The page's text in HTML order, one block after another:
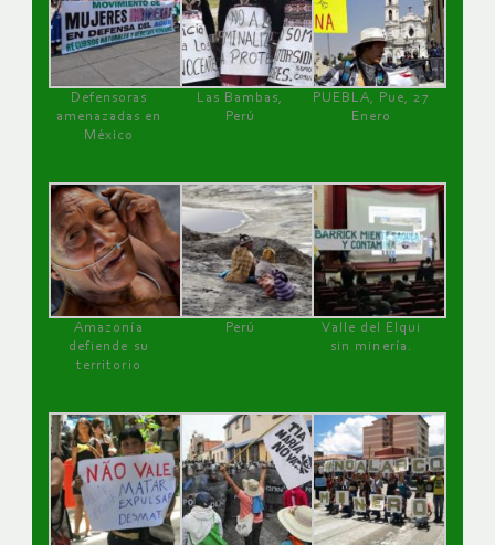
Defensoras
amenazadas en
México
Las Bambas,
Perú
PUEBLA, Pue, 27
Enero
Amazonía
defiende su
territorio
Perú
Valle del Elqui
sin minería.